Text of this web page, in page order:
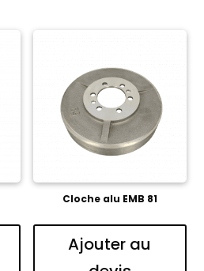
Cloche alu EMB 81
Ajouter au